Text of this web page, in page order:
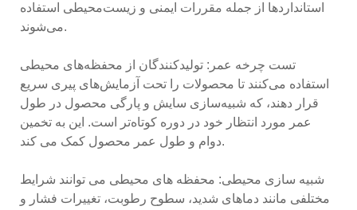
استانداردها از جمله مقررات ایمنی و زیست‌محیطی استفاده
می‌شوند.
تست چرخه عمر: تولیدکنندگان از محفظه‌های محیطی
استفاده می‌کنند تا محصولات را تحت آزمایش‌های پیری سریع
قرار دهند، که شبیه‌سازی سایش و پارگی محصول در طول
عمر مورد انتظار خود در دوره کوتاه‌تر است. این به تخمین
دوام و طول عمر محصول کمک می کند.
شبیه سازی محیطی: محفظه های محیطی می توانند شرایط
مختلفی مانند دماهای شدید، سطوح رطوبت، تغییرات فشار و